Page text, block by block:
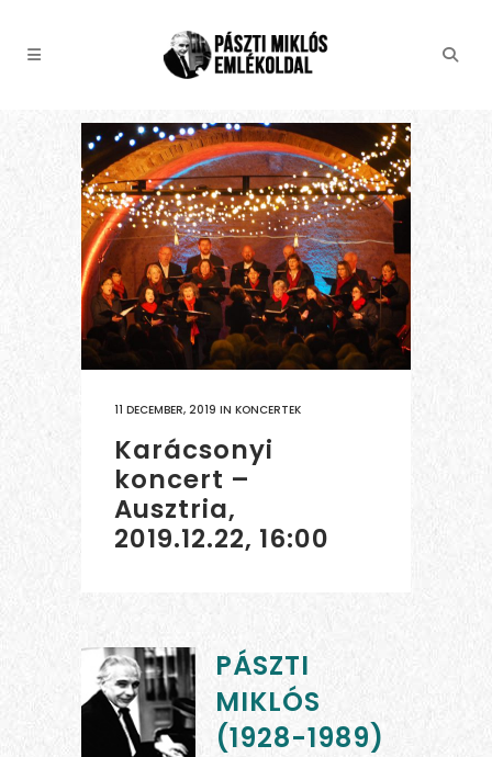
11 DECEMBER, 2019 IN KONCERTEK
Karácsonyi
koncert –
Ausztria,
2019.12.22, 16:00
PÁSZTI
MIKLÓS
(1928-1989)